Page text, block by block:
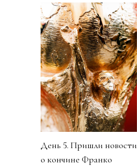
День 5. Пришли новости
о кончине Франко